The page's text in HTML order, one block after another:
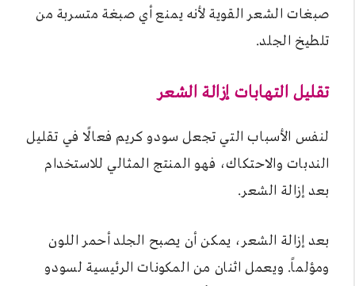
صبغات الشعر القوية لأنه يمنع أي صبغة متسربة من
تلطيخ الجلد.
تقليل التهابات إزالة الشعر
لنفس الأسباب التي تجعل سودو كريم فعالًا في تقليل
الندبات والاحتكاك، فهو المنتج المثالي للاستخدام
بعد إزالة الشعر.
بعد إزالة الشعر، يمكن أن يصبح الجلد أحمر اللون
ومؤلماً. ويعمل اثنان من المكونات الرئيسية لسودو